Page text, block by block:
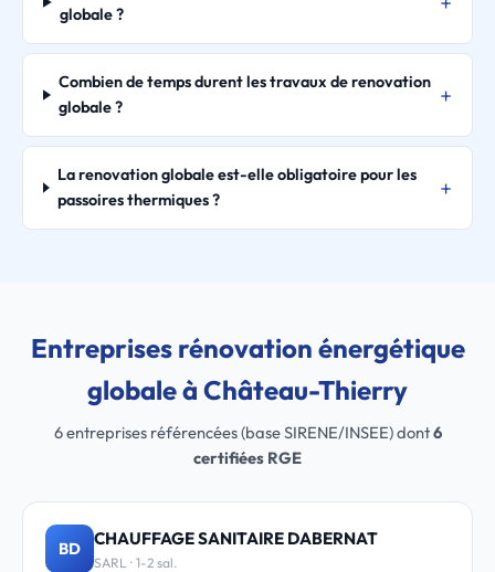
globale ?
Combien de temps durent les travaux de renovation
globale ?
La renovation globale est-elle obligatoire pour les
passoires thermiques ?
Entreprises rénovation énergétique
globale à Château-Thierry
6 entreprises référencées (base SIRENE/INSEE) dont6
certifiées RGE
BD CHAUFFAGE SANITAIRE DABERNAT
SARL · 1-2 sal.